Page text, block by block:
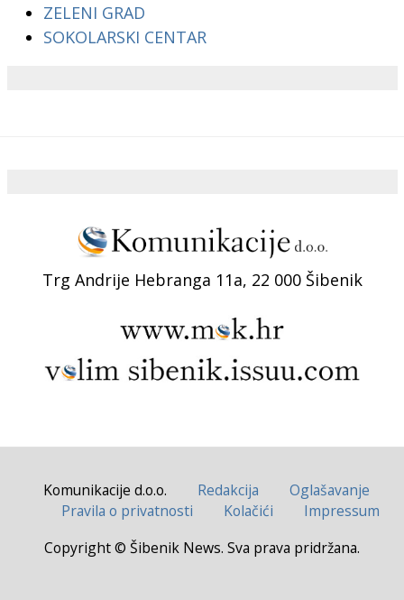
ZELENI GRAD
SOKOLARSKI CENTAR
Trg Andrije Hebranga 11a, 22 000 Šibenik
Komunikacije d.o.o. Redakcija
Oglašavanje
Pravila o privatnosti
Kolačići
Impressum
Copyright © Šibenik News. Sva prava pridržana.